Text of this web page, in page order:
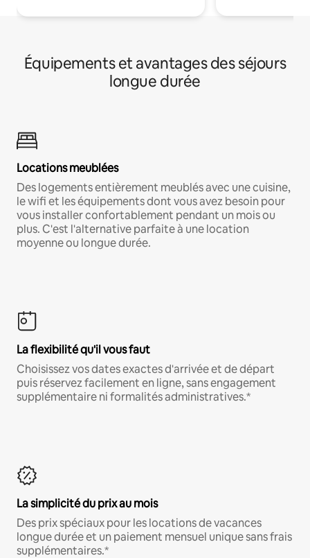
Équipements et avantages des séjours
longue durée
Locations meublées
Des logements entièrement meublés avec une cuisine,
le wifi et les équipements dont vous avez besoin pour
vous installer confortablement pendant un mois ou
plus. C'est l'alternative parfaite à une location
moyenne ou longue durée.
La flexibilité qu'il vous faut
Choisissez vos dates exactes d'arrivée et de départ
puis réservez facilement en ligne, sans engagement
supplémentaire ni formalités administratives.*
La simplicité du prix au mois
Des prix spéciaux pour les locations de vacances
longue durée et un paiement mensuel unique sans frais
supplémentaires.*